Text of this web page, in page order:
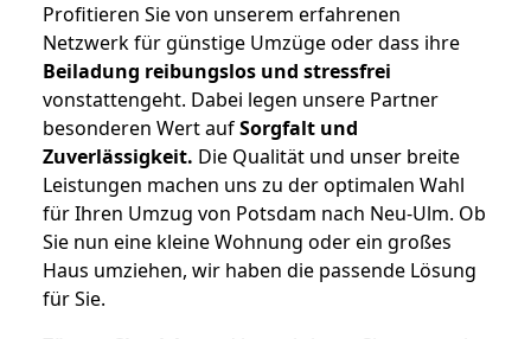
Profitieren Sie von unserem erfahrenen
Netzwerk für günstige Umzüge oder dass ihre
Beiladung reibungslos und stressfrei
vonstattengeht. Dabei legen unsere Partner
besonderen Wert aufSorgfalt und
Zuverlässigkeit. Die Qualität und unser breite
Leistungen machen uns zu der optimalen Wahl
für Ihren Umzug von Potsdam nach Neu-Ulm. Ob
Sie nun eine kleine Wohnung oder ein großes
Haus umziehen, wir haben die passende Lösung
für Sie.